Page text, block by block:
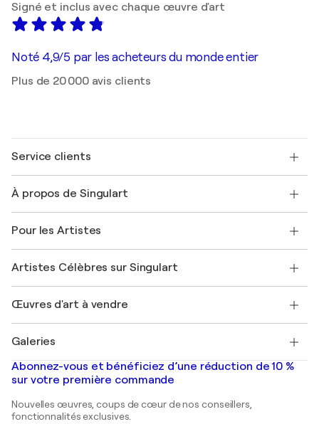
Signé et inclus avec chaque œuvre d'art
Noté 4,9/5 par les acheteurs du monde entier
Plus de 20 000 avis clients
Service clients
Expédition
Offrir une carte cadeau
Rejoignez notre programme commercial
Mon compte
+33 1 76 44 06 42
À propos de Singulart
FAQ
Magazine Singulart
Emplois
Découvrez une sélection d'art original
Pour les Artistes
Se connecter en tant qu'Artiste
Artistes Célèbres sur Singulart
Marc Chagall
Banksy
Mr. Brainwash
Shepard Fairey
Œuvres d'art à vendre
Tableaux abstraits à vendre
Peintures de paysage
Estampes
Peintures acryliques
Galeries
Galeries d'art en France
Galeries d'art en Belgique
Abonnez-vous et bénéficiez d’une réduction de 10 %
sur votre première commande
Nouvelles œuvres, coups de cœur de nos conseillers,
fonctionnalités exclusives.